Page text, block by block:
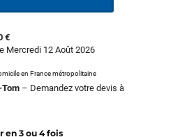
€
Mercredi 12 Août 2026
en France métropolitaine
Tom – Demandez votre devis à
en 3 ou 4 fois